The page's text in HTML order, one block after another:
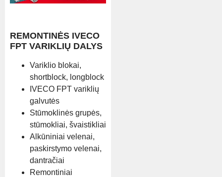
REMONTINĖS IVECO
FPT VARIKLIŲ DALYS
Variklio blokai,
shortblock, longblock
IVECO FPT variklių
galvutės
Stūmoklinės grupės,
stūmokliai, švaistikliai
Alkūniniai velenai,
paskirstymo velenai,
dantračiai
Remontiniai